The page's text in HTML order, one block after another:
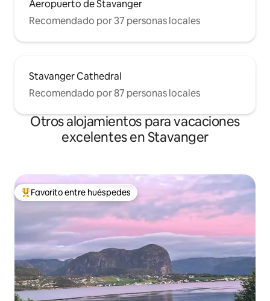
Aeropuerto de Stavanger
Recomendado por 37 personas locales
Stavanger Cathedral
Recomendado por 87 personas locales
Otros alojamientos para vacaciones
excelentes en Stavanger
Favorito entre huéspedes preferido
Favorito entre huéspedes